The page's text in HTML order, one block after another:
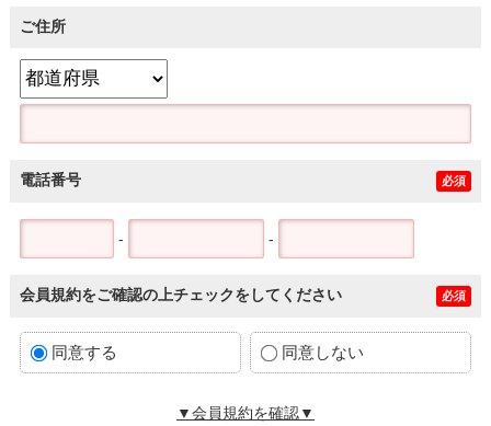
ご住所
電話番号 必須
- -
会員規約をご確認の上チェックをしてください 必須
同意する 同意しない
▼会員規約を確認▼